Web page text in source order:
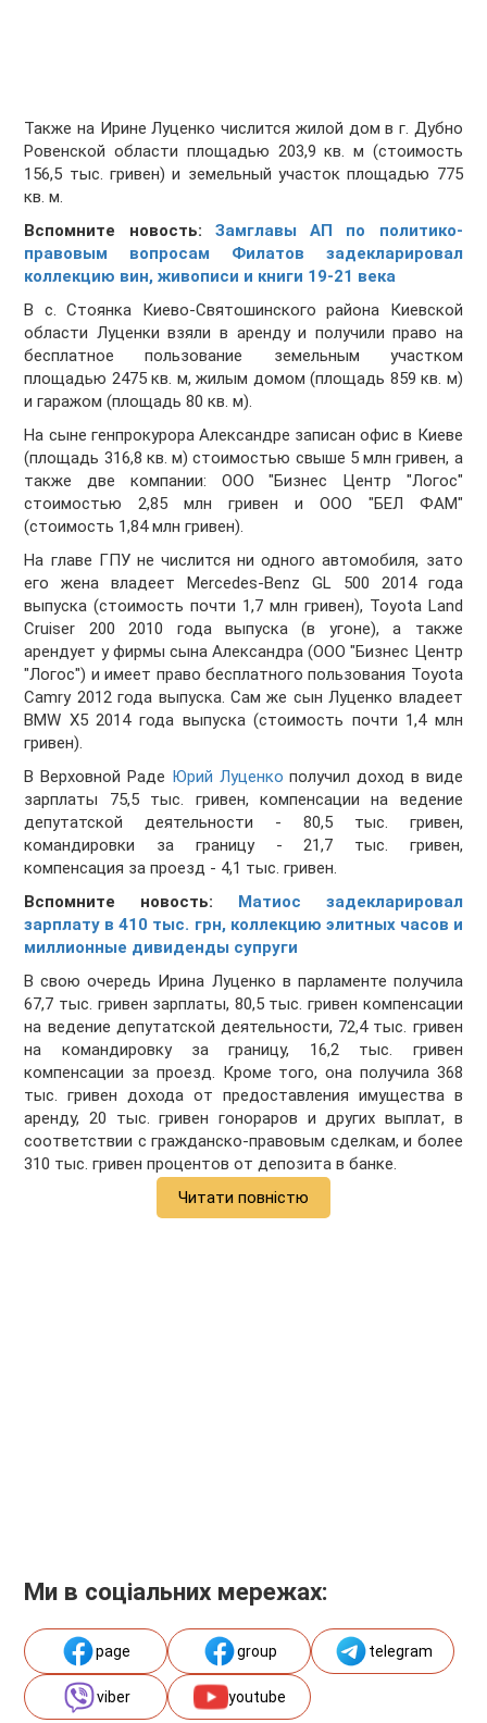
Также на Ирине Луценко числится жилой дом в г. Дубно
Ровенской области площадью 203,9 кв. м (стоимость
156,5 тыс. гривен) и земельный участок площадью 775
кв. м.
Вспомните новость: Замглавы АП по политико-
правовым вопросам Филатов задекларировал
коллекцию вин, живописи и книги 19-21 века
В с. Стоянка Киево-Святошинского района Киевской
области Луценки взяли в аренду и получили право на
бесплатное пользование земельным участком
площадью 2475 кв. м, жилым домом (площадь 859 кв. м)
и гаражом (площадь 80 кв. м).
На сыне генпрокурора Александре записан офис в Киеве
(площадь 316,8 кв. м) стоимостью свыше 5 млн гривен, а
также две компании: ООО "Бизнес Центр "Логос"
стоимостью 2,85 млн гривен и ООО "БЕЛ ФАМ"
(стоимость 1,84 млн гривен).
На главе ГПУ не числится ни одного автомобиля, зато
его жена владеет Mercedes-Benz GL 500 2014 года
выпуска (стоимость почти 1,7 млн гривен), Toyota Land
Cruiser 200 2010 года выпуска (в угоне), а также
арендует у фирмы сына Александра (ООО "Бизнес Центр
"Логос") и имеет право бесплатного пользования Toyota
Camry 2012 года выпуска. Сам же сын Луценко владеет
BMW X5 2014 года выпуска (стоимость почти 1,4 млн
гривен).
В Верховной Раде Юрий Луценко получил доход в виде
зарплаты 75,5 тыс. гривен, компенсации на ведение
депутатской деятельности - 80,5 тыс. гривен,
командировки за границу - 21,7 тыс. гривен,
компенсация за проезд - 4,1 тыс. гривен.
Вспомните новость: Матиос задекларировал
зарплату в 410 тыс. грн, коллекцию элитных часов и
миллионные дивиденды супруги
В свою очередь Ирина Луценко в парламенте получила
67,7 тыс. гривен зарплаты, 80,5 тыс. гривен компенсации
на ведение депутатской деятельности, 72,4 тыс. гривен
на командировку за границу, 16,2 тыс. гривен
компенсации за проезд. Кроме того, она получила 368
тыс. гривен дохода от предоставления имущества в
аренду, 20 тыс. гривен гонораров и других выплат, в
соответствии с гражданско-правовым сделкам, и более
310 тыс. гривен процентов от депозита в банке.
Читати повністю
Ми в соціальних мережах:
page group telegram
viber youtube